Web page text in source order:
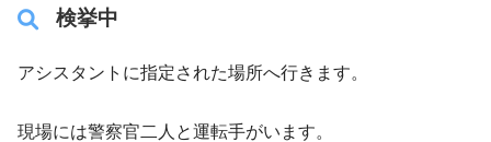
検挙中
アシスタントに指定された場所へ行きます。
現場には警察官二人と運転手がいます。